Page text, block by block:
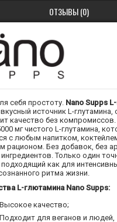
ОТЗЫВЫ (0)
себя простоту. Nano Supps
источник L-глутамина,
качество без
мг чистого L-глутамина,
с любым напитком,
рационом. Без добавок, без
Только один
как для
ритма жизни.
L-глютамина Nano Supps:
Высокое качество;
Подходит для веганов и людей,